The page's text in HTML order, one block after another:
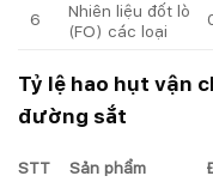
6
Nhiên liệu đốt lò
(FO) các loại
Tỷ lệ hao hụt vận
đường sắt
STT Sản phẩm